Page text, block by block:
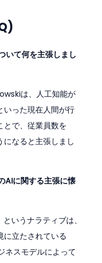
いて何を主張しまし
は、人工知能が
いった現在人間が行
とで、従業員数を
になると主張しまし
AIに関する主張に懐
いうナラティブは、
に立たされている
ネスモデルによって